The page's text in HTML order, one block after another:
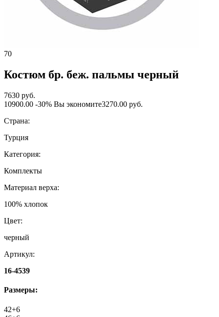
70
Костюм бр. беж. пальмы черный
7630 руб.
10900.00 -30% Вы экономите3270.00 руб.
Страна:
Турция
Категория:
Комплекты
Материал верха:
100% хлопок
Цвет:
черный
Артикул:
16-4539
Размеры:
42+6